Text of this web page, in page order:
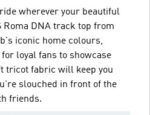
wherever your beautiful
Roma DNA track top from
iconic home colours,
loyal fans to showcase
tricot fabric will keep you
slouched in front of the
friends.